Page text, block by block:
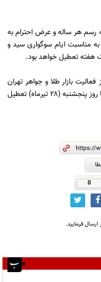
رسم هر ساله و عرض احترام به
به مناسبت ایام سوگواری سید و
هفته تعطیل خواهد بود.
بازار طلا و جواهر تهران
بوده و هفته آتی، از روز شنبه (۲۳ تیر) تا روز پنجشنبه (۲۸ تیرماه) تعطیل
0
فرمایید.